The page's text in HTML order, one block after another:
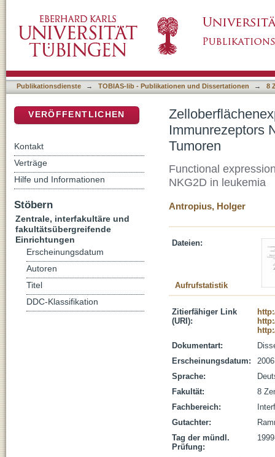
verschiedenen hämatologischen Tumoren
Publikationsdienste → TOBIAS-lib - Publikationen und Dissertationen → 8
Immunrezeptors
Tumoren
Functional
NKG2D in leukemia
Antropius, Holger
Dateien:
Aufrufstatistik
Zitierfähiger Link
(URI):
Dokumentart:
Erscheinungsdatum:
2006
Sprache:
Fakultät:
8
Fachbereich:
Gutachter:
Tag der mündl.
Prüfung:
VERÖFFENTLICHEN
Kontakt
Verträge
Hilfe und Informationen
Stöbern
Zentrale, interfakultäre und
fakultätsübergreifende
Einrichtungen
Erscheinungsdatum
Autoren
Titel
DDC-Klassifikation